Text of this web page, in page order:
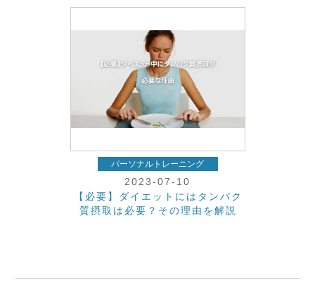
パーソナルトレーニング
2023-07-10
【必要】ダイエットにはタンパク
質摂取は必要？その理由を解説